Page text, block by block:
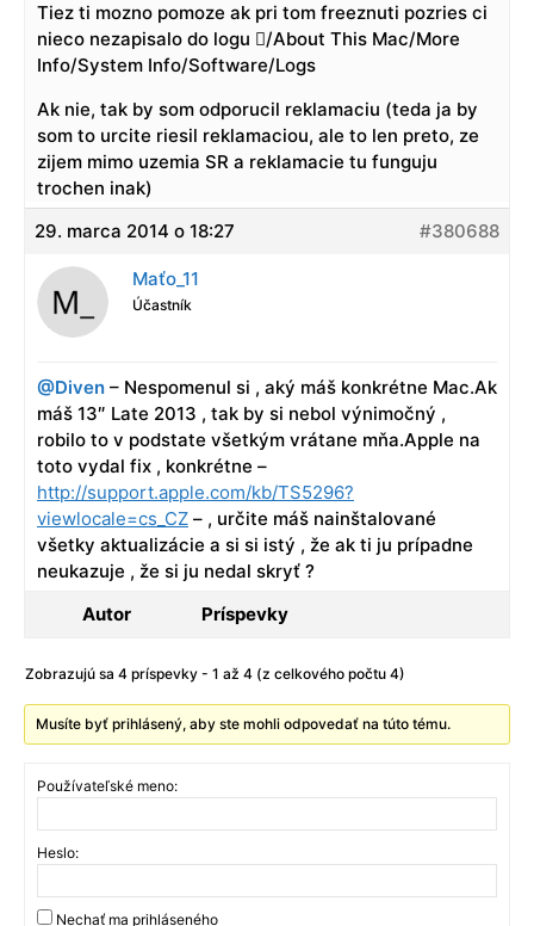
Tiez ti mozno pomoze ak pri tom freeznuti pozries ci
nieco nezapisalo do logu /About This Mac/More
Info/System Info/Software/Logs
Ak nie, tak by som odporucil reklamaciu (teda ja by
som to urcite riesil reklamaciou, ale to len preto, ze
zijem mimo uzemia SR a reklamacie tu funguju
trochen inak)
29. marca 2014 o 18:27
#380688
Maťo_11
Účastník
@Diven – Nespomenul si , aký máš konkrétne Mac.Ak
máš 13″ Late 2013 , tak by si nebol výnimočný ,
robilo to v podstate všetkým vrátane mňa.Apple na
toto vydal fix , konkrétne –
http://support.apple.com/kb/TS5296?
viewlocale=cs_CZ – , určite máš nainštalované
všetky aktualizácie a si si istý , že ak ti ju prípadne
neukazuje , že si ju nedal skryť ?
Autor
Príspevky
Zobrazujú sa 4 príspevky - 1 až 4 (z celkového počtu 4)
Musíte byť prihlásený, aby ste mohli odpovedať na túto tému.
Používateľské meno:
Heslo:
Nechať ma prihláseného